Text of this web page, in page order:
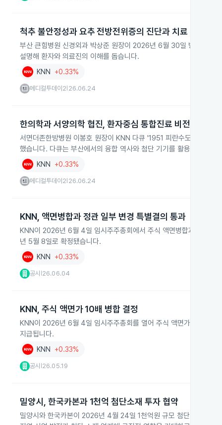
척추 불안정성과 요추 전방전위증의 진단과 치료
부산 큰힘병원 신경외과 박상준 원장이 2026년 6월 30일 방송되는
설명해 환자와 의료진의 이해를 돕습니다.
KNN +0.33%
메디컬투데이2 26.06.24
한의학과 서양의학 협진, 환자중심 통합진료 비전
서면더존한방병원 이봉호 원장이 KNN 다큐 '1951 피란수도 부산, 한
했습니다. 다큐는 부산에서의 융합 역사와 첨단 기기를 활용한 정밀
KNN +0.33%
메디컬투데이2 26.06.24
KNN, 액면병합과 정관 일부 변경 특별결의 통과
KNN이 2026년 6월 4일 임시주주총회에서 주식 액면병합과 정관
년 5월 8일로 확정됐습니다.
KNN +0.33%
공시 26.06.04
KNN, 주식 액면가 10배 병합 결정
KNN이 2026년 6월 4일 임시주주총회를 열어 주식 액면가를 500
지급됩니다.
KNN +0.33%
공시 26.05.19
밀양시, 한국카본과 1천억 첨단소재 투자 협약
밀양시와 한국카본이 2026년 4월 24일 1천억원 규모 첨단 소재 산